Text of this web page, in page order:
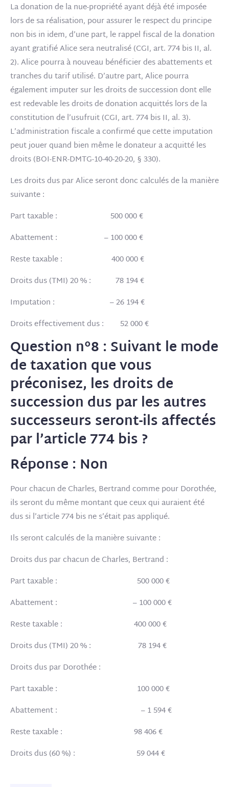
La donation de la nue-propriété ayant déjà été imposée
lors de sa réalisation, pour assurer le respect du principe
non bis in idem, d’une part, le rappel fiscal de la donation
ayant gratifié Alice sera neutralisé (CGI, art. 774 bis II, al.
2). Alice pourra à nouveau bénéficier des abattements et
tranches du tarif utilisé. D’autre part, Alice pourra
également imputer sur les droits de succession dont elle
est redevable les droits de donation acquittés lors de la
constitution de l’usufruit (CGI, art. 774 bis II, al. 3).
L’administration fiscale a confirmé que cette imputation
peut jouer quand bien même le donateur a acquitté les
droits (BOI-ENR-DMTG-10-40-20-20, § 330).
Les droits dus par Alice seront donc calculés de la manière
suivante :
Part taxable : 500 000 €
Abattement : – 100 000 €
Reste taxable : 400 000 €
Droits dus (TMI) 20 % : 78 194 €
Imputation : – 26 194 €
Droits effectivement dus : 52 000 €
Question n°8 : Suivant le mode
de taxation que vous
préconisez, les droits de
succession dus par les autres
successeurs seront-ils affectés
par l’article 774 bis ?
Réponse : Non
Pourchacun de Charles, Bertrandcomme pour Dorothée,
ils seront du même montant que ceux qui auraient été
dus si l’article 774 bis ne s’était pas appliqué.
Ils seront calculés de la manière suivante :
Droits dus par chacun de Charles, Bertrand :
Part taxable : 500 000 €
Abattement : – 100 000 €
Reste taxable : 400 000 €
Droits dus (TMI) 20 % : 78 194 €
Droits dus par Dorothée :
Part taxable : 100 000 €
Abattement : – 1 594 €
Reste taxable : 98 406 €
Droits dus (60 %) : 59 044 €